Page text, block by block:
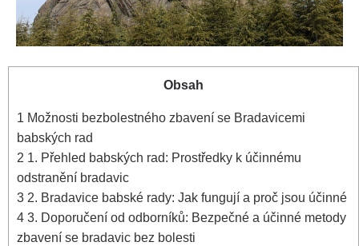
Obsah
1 Možnosti bezbolestného zbavení se Bradavicemi
babských rad
2 1. Přehled babských rad: Prostředky k účinnému
odstranění bradavic
3 2. Bradavice babské rady: Jak fungují a proč jsou účinné
4 3. Doporučení od ⁤odborníků: Bezpečné‍ a účinné metody⁢
zbavení se ‌bradavic bez bolesti